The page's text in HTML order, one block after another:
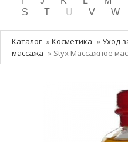
Витамины
Детям и мамам
Косметика
S
T U V W
Каталог »Косметика »Уход
массажа » Styx Массажное